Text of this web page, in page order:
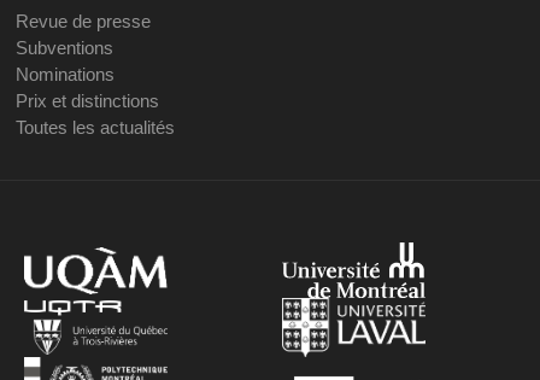
Revue de presse
Subventions
Nominations
Prix et distinctions
Toutes les actualités